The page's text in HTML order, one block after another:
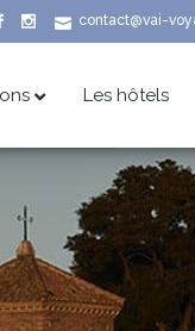
contact@vai-
Les hôtels